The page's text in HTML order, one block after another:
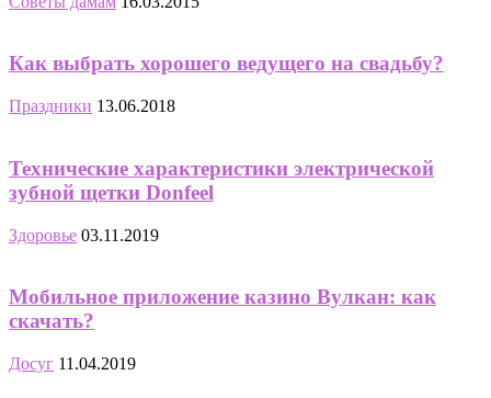
Как выбрать хорошего ведущего на свадьбу?
Праздники 13.06.2018
Технические характеристики электрической
зубной щетки Donfeel
Здоровье 03.11.2019
Мобильное приложение казино Вулкан: как
скачать?
Досуг 11.04.2019